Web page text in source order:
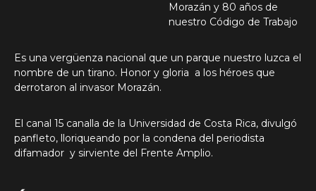
Morazán y 80 años de
nuestro Código de Trabajo
Es una vergüenza nacional que un parque nuestro luzca el
nombre de un tirano. Honor y gloria a los héroes que
derrotaron al invasor Morazán.
El canal 15 canalla de la Universidad de Costa Rica, divulgó
panfleto, lloriqueando por la condena del periodista
difamador y sirviente del Frente Amplio.